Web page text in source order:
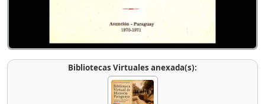
Bibliotecas Virtuales anexada(s):